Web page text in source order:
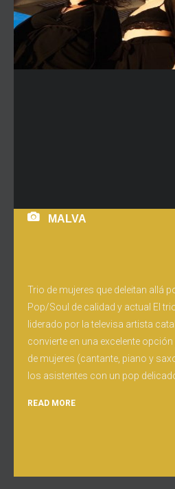
MALVA
Trio de mujeres que deleitan allá
Pop/Soul de calidad y actual El
liderado por la televisa artista
convierte en una excelente
de mujeres (cantante, piano y
los asistentes con un pop
READ MORE